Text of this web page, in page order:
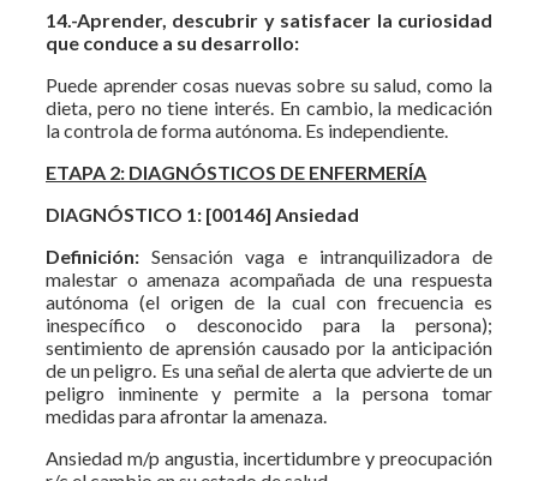
14.-Aprender, descubrir y satisfacer la curiosidad
que conduce a su desarrollo:
Puede aprender cosas nuevas sobre su salud, como la
dieta, pero no tiene interés. En cambio, la medicación
la controla de forma autónoma. Es independiente.
ETAPA 2: DIAGNÓSTICOS DE ENFERMERÍA
DIAGNÓSTICO 1: [00146] Ansiedad
Definición: Sensación vaga e intranquilizadora de
malestar o amenaza acompañada de una respuesta
autónoma (el origen de la cual con frecuencia es
inespecífico o desconocido para la persona);
sentimiento de aprensión causado por la anticipación
de un peligro. Es una señal de alerta que advierte de un
peligro inminente y permite a la persona tomar
medidas para afrontar la amenaza.
Ansiedad m/p angustia, incertidumbre y preocupación